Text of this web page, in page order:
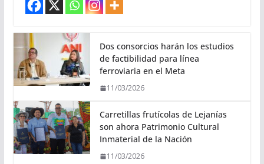
Dos consorcios harán los estudios
de factibilidad para línea
ferroviaria en el Meta
11/03/2026
Carretillas frutícolas de Lejanías
son ahora Patrimonio Cultural
Inmaterial de la Nación
11/03/2026